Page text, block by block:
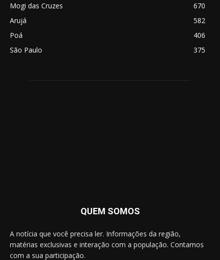
Mogi das Cruzes
670
Arujá
582
Poá
406
São Paulo
375
QUEM SOMOS
A notícia que você precisa ler. Informações da região,
matérias exclusivas e interação com a população. Contamos
com a sua participação.